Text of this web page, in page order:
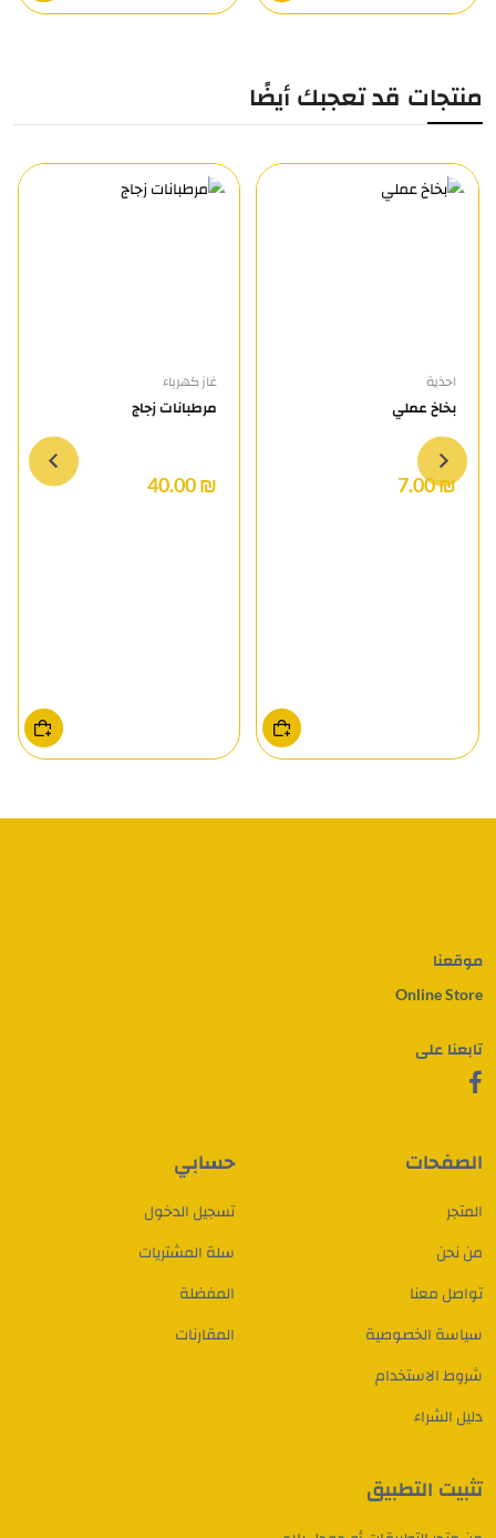
منتجات قد تعجبك أيضًا
احذية
بخاخ عملي
₪ 7.00
غاز كهرباء
مرطبانات زجاج
₪ 40.00
موقعنا
Online Store
تابعنا على
الصفحات
المتجر
من نحن
تواصل معنا
سياسة الخصوصية
شروط الاستخدام
دليل الشراء
حسابي
تسجيل الدخول
سلة المشتريات
المفضلة
المقارنات
تثبيت التطبيق